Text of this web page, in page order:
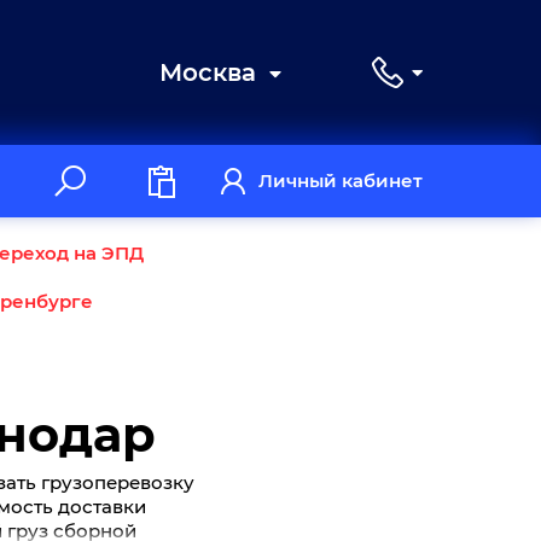
Москва
Личный кабинет
на ЭПД
грузоперевозку
доставки
груз сборной